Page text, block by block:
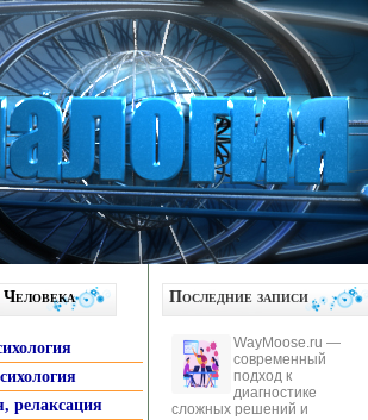
релаксация
Последние записи
WayMoose.ru —
современный
подход к
диагностике
сложных решений и